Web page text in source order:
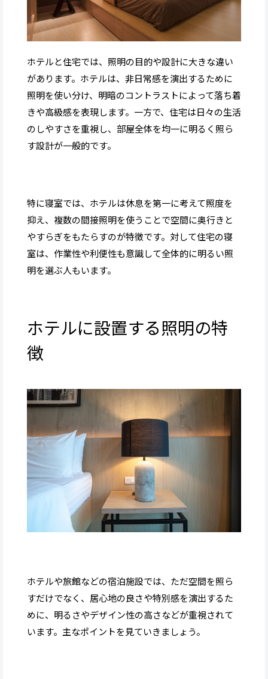
ホテルと住宅では、照明の目的や設計に大きな違い
があります。ホテルは、非日常感を演出するために
照明を使い分け、明暗のコントラストによって落ち着
きや高級感を表現します。一方で、住宅は日々の生活
のしやすさを重視し、部屋全体を均一に明るく照ら
す設計が一般的です。
特に寝室では、ホテルは休息を第一に考えて照度を
抑え、複数の間接照明を使うことで空間に奥行きと
やすらぎをもたらすのが特徴です。対して住宅の寝
室は、作業性や利便性も意識して全体的に明るい照
明を選ぶ人もいます。
ホテルに設置する照明の特
徴
ホテルや旅館などの宿泊施設では、ただ空間を照ら
すだけでなく、居心地の良さや特別感を演出するた
めに、明るさやデザイン性の高さなどが重視されて
います。主なポイントを見ていきましょう。